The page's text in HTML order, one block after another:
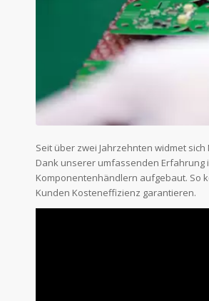
Seit über zwei Jahrzehnten widmet
Dank unserer umfassenden
Komponentenhändlern aufgebaut. So
Kunden Kosteneffizienz garantieren.